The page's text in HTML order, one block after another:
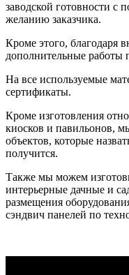
заводской готовности
желанию заказчика.
Кроме этого, благодаря
дополнительные работы
На все используемые
сертификаты.
Кроме изготовления
киосков и павильонов,
объектов, которые
получится.
Также мы можем
интерьерные дачные и
размещения
сэндвич панелей по